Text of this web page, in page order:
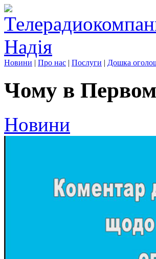
Новини | Про нас | Послуги | Дошка
Чому в
Новини